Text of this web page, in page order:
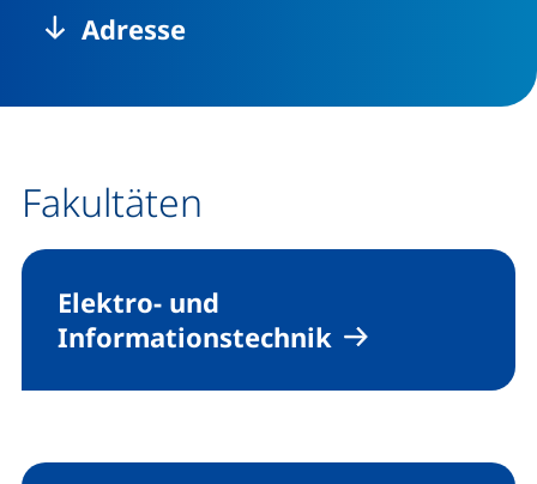
Adresse
Fakultäten
Elektro- und
Informationstechnik